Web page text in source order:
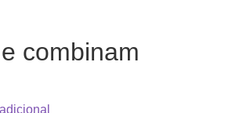
combinam